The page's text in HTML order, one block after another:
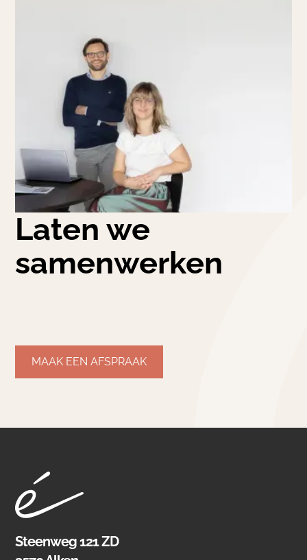
Laten we
samenwerken
MAAK EEN AFSPRAAK
Steenweg 121 ZD